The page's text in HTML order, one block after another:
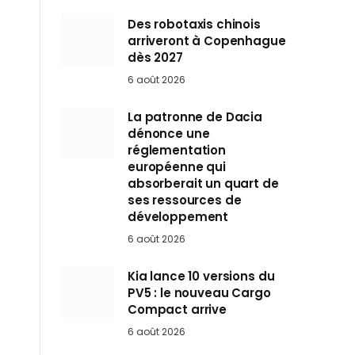
Des robotaxis chinois
arriveront à Copenhague
dès 2027
6 août 2026
La patronne de Dacia
dénonce une
réglementation
européenne qui
absorberait un quart de
ses ressources de
développement
6 août 2026
Kia lance 10 versions du
PV5 : le nouveau Cargo
Compact arrive
6 août 2026